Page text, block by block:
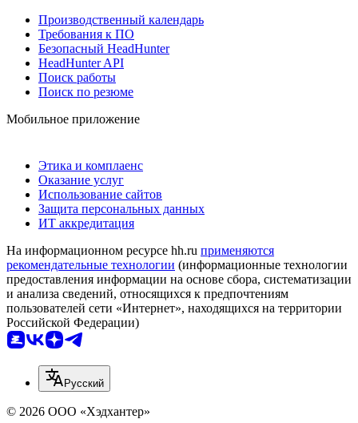
Производственный календарь
Требования к ПО
Безопасный HeadHunter
HeadHunter API
Поиск работы
Поиск по резюме
Мобильное приложение
Этика и комплаенс
Оказание услуг
Использование сайтов
Защита персональных данных
ИТ аккредитация
На информационном ресурсе hh.ru применяются
рекомендательные технологии (информационные технологии
предоставления информации на основе сбора, систематизации
и анализа сведений, относящихся к предпочтениям
пользователей сети «Интернет», находящихся на территории
Российской Федерации)
Русский
© 2026 ООО «Хэдхантер»